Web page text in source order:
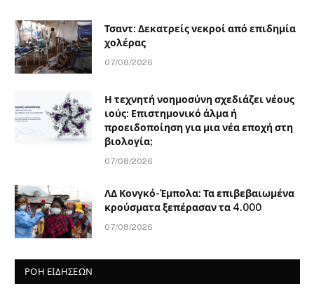
Τσαντ: Δεκατρείς νεκροί από επιδημία
χολέρας
07/08/2026
Η τεχνητή νοημοσύνη σχεδιάζει νέους
ιούς: Επιστημονικό άλμα ή
προειδοποίηση για μια νέα εποχή στη
βιολογία;
07/08/2026
ΛΔ Κονγκό-Έμπολα: Τα επιβεβαιωμένα
κρούσματα ξεπέρασαν τα 4.000
07/08/2026
ΡΟΗ ΕΙΔΗΣΕΩΝ